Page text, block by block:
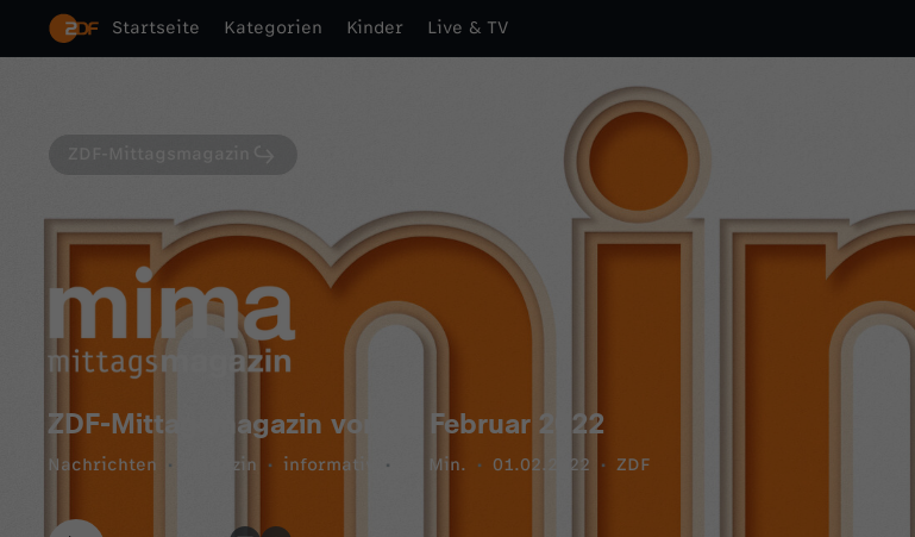
Startseite Kategorien Kinder Live & TV
ZDF-Mittagsmagazin vom 1. Februar 2022
Nachrichten Magazin informativ 53 Min. 01.02.2022 ZDF